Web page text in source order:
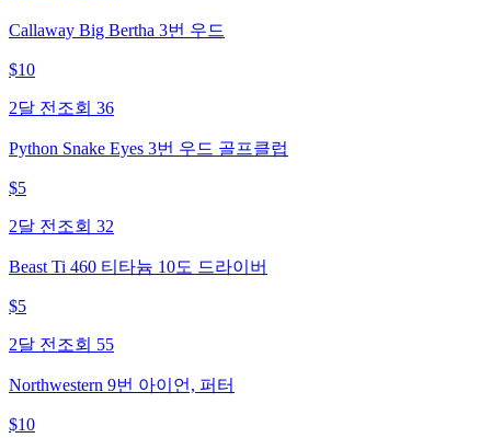
Callaway Big Bertha 3번 우드
$10
2달 전 조회 36
Python Snake Eyes 3번 우드 골프클럽
$5
2달 전 조회 32
Beast Ti 460 티타늄 10도 드라이버
$5
2달 전 조회 55
Northwestern 9번 아이언, 퍼터
$10